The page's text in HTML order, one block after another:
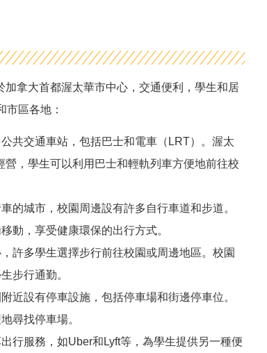
拿大首都渥太華市中心，交通便利，學生和居
市區各地：
共交通車站，包括巴士和電車（LRT）。渥太
，學生可以利用巴士和輕軌列車方便地前往校
的城市，校園周邊設有許多自行車道和步道。
動，享受健康環保的出行方式。
許多學生選擇步行前往校園或周邊地區。校園
步行通勤。
近設有停車設施，包括停車場和街邊停車位。
尋找停車場。
出行服務，如Uber和Lyft等，為學生提供另一種便